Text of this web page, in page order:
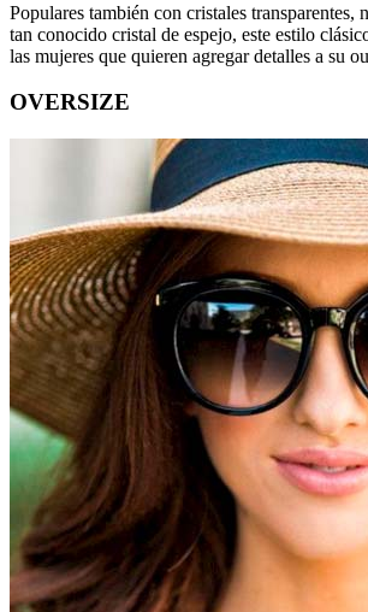
Populares también con cristales transparentes,
tan conocido cristal de espejo, este estilo
las mujeres que quieren agregar detalles a su
OVERSIZE